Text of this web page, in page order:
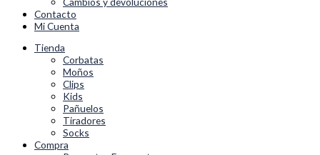
Contacto
Mi Cuenta
Tienda
Corbatas
Moños
Clips
Kids
Pañuelos
Tiradores
Socks
Compra